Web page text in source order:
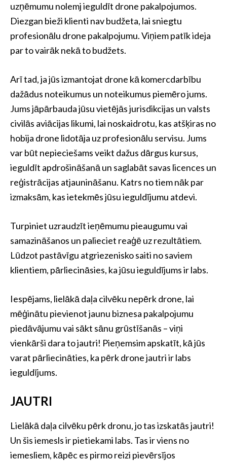
uzņēmumu nolemj ieguldīt drone pakalpojumos.
Diezgan bieži klienti nav budžeta, lai sniegtu
profesionālu drone pakalpojumu. Viņiem patīk ideja
par to vairāk nekā to budžets.
Arī tad, ja jūs izmantojat drone kā komercdarbību
dažādus noteikumus un noteikumus piemēro jums.
Jums jāpārbauda jūsu vietējās jurisdikcijas un valsts
civilās aviācijas likumi, lai noskaidrotu, kas atšķiras no
hobija drone lidotāja uz profesionālu servisu. Jums
var būt nepieciešams veikt dažus dārgus kursus,
ieguldīt apdrošināšanā un saglabāt savas licences un
reģistrācijas atjaunināšanu. Katrs no tiem nāk par
izmaksām, kas ietekmēs jūsu ieguldījumu atdevi.
Turpiniet uzraudzīt ieņēmumu pieaugumu vai
samazināšanos un palieciet reaģē uz rezultātiem.
Lūdzot pastāvīgu atgriezenisko saiti no saviem
klientiem, pārliecināsies, ka jūsu ieguldījums ir labs.
Iespējams, lielākā daļa cilvēku nepērk drone, lai
mēģinātu pievienot jaunu biznesa pakalpojumu
piedāvājumu vai sākt sānu grūstīšanās – viņi
vienkārši dara to jautri! Pieņemsim apskatīt, kā jūs
varat pārliecināties, ka pērk drone jautri ir labs
ieguldījums.
JAUTRI
Lielākā daļa cilvēku pērk dronu, jo tas izskatās jautri!
Un šis iemesls ir pietiekami labs. Tas ir viens no
iemesliem, kāpēc es pirmo reizi pievērsījos